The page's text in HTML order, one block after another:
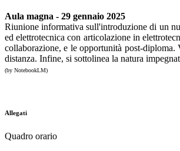
Aula magna - 29 gennaio 2025
Riunione informativa sull'introduzione di un
ed elettrotecnica con articolazione in
collaborazione, e le opportunità post-
distanza. Infine, si sottolinea la natura
(by NotebookLM)
Allegati
Quadro orario